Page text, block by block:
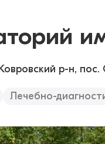
р-н,
Лечебно-